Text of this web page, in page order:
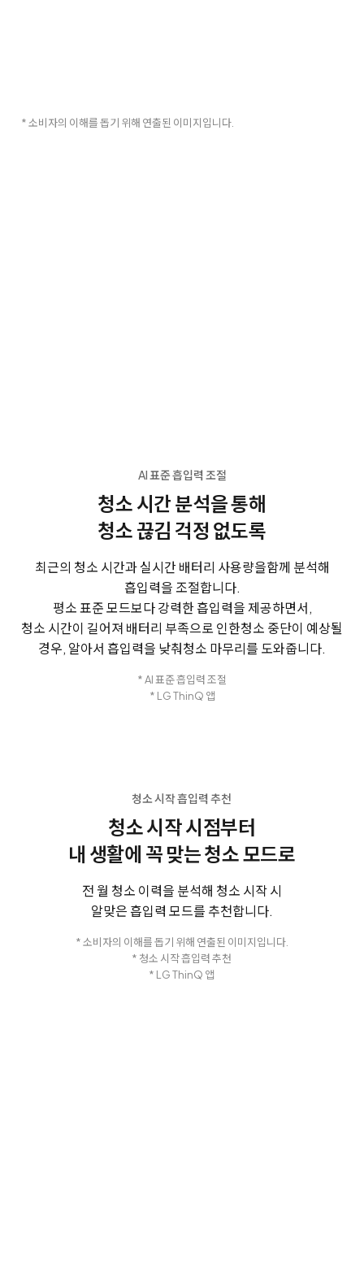
* 소비자의 이해를 돕기 위해 연출된 이미지입니다.
AI 표준 흡입력 조절
청소 시간 분석을 통해
청소 끊김 걱정 없도록
최근의 청소 시간과 실시간 배터리 사용량을함께 분석해
흡입력을 조절합니다.
평소 표준 모드보다 강력한 흡입력을 제공하면서,
청소 시간이 길어져 배터리 부족으로 인한청소 중단이 예상될
경우, 알아서 흡입력을 낮춰청소 마무리를 도와줍니다.
* AI 표준 흡입력 조절
* LG ThinQ 앱
청소 시작 흡입력 추천
청소 시작 시점부터
내 생활에 꼭 맞는 청소 모드로
전 월 청소 이력을 분석해 청소 시작 시
알맞은 흡입력 모드를 추천합니다.
* 소비자의 이해를 돕기 위해 연출된 이미지입니다.
* 청소 시작 흡입력 추천
* LG ThinQ 앱